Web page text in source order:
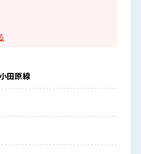
満喫！
ど、
田原線